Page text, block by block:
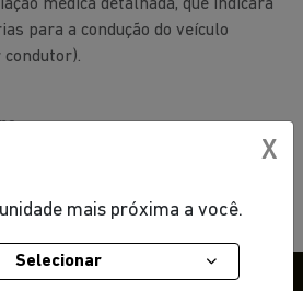
médica detalhada, que indicará
para a condução do veículo
condutor).
X
mais próxima a você.
Selecionar